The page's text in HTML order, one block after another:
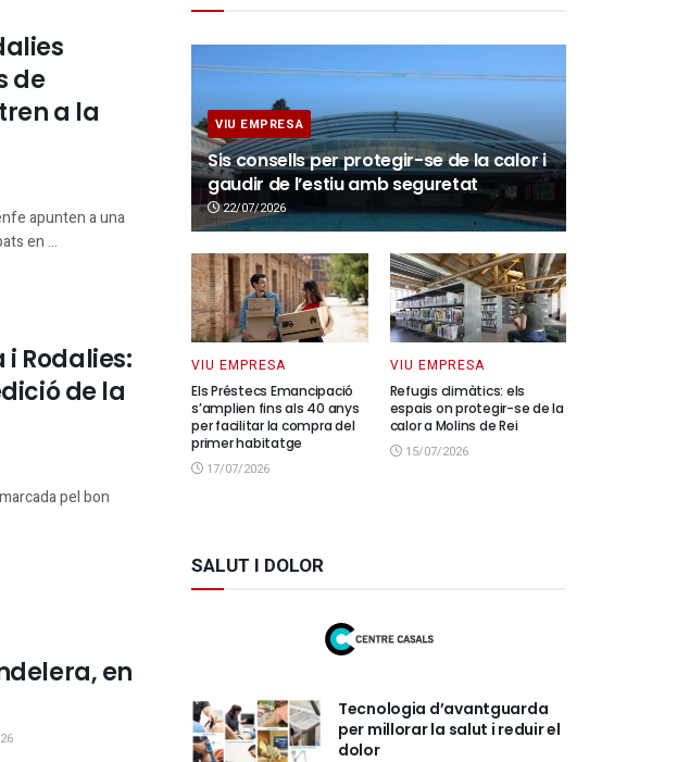
de
a la
apunten a una
en ...
Rodalies:
de la
pel bon
en
VIU EMPRESA
Sis consells per protegir-se de la calor i
gaudir de l’estiu amb seguretat
22/07/2026
VIU EMPRESA
Els Préstecs Emancipació
s’amplien fins als 40 anys
per facilitar la compra del
primer habitatge
17/07/2026
VIU EMPRESA
Refugis climàtics: els
espais on protegir-se de la
calor a Molins de Rei
15/07/2026
SALUT I DOLOR
Tecnologia d’avantguarda
per millorar la salut i reduir el
dolor